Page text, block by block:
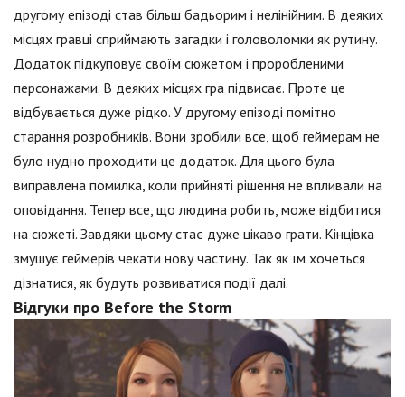
другому епізоді став більш бадьорим і нелінійним. В деяких
місцях гравці сприймають загадки і головоломки як рутину.
Додаток підкуповує своїм сюжетом і проробленими
персонажами. В деяких місцях гра підвисає. Проте це
відбувається дуже рідко. У другому епізоді помітно
старання розробників. Вони зробили все, щоб геймерам не
було нудно проходити це додаток. Для цього була
виправлена помилка, коли прийняті рішення не впливали на
оповідання. Тепер все, що людина робить, може відбитися
на сюжеті. Завдяки цьому стає дуже цікаво грати. Кінцівка
змушує геймерів чекати нову частину. Так як їм хочеться
дізнатися, як будуть розвиватися події далі.
Відгуки про Before the Storm